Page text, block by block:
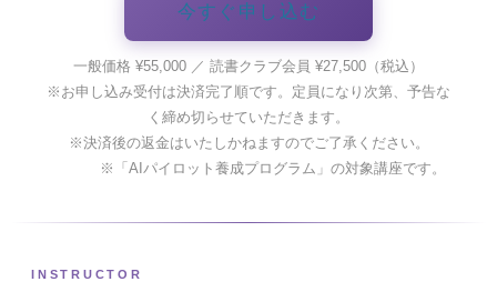
今すぐ申し込む
一般価格 ¥55,000 ／ 読書クラブ会員 ¥27,500（税込）
※お申し込み受付は決済完了順です。定員になり次第、予告な
く締め切らせていただきます。
※決済後の返金はいたしかねますのでご了承ください。
※「AIパイロット養成プログラム」の対象講座です。
INSTRUCTOR